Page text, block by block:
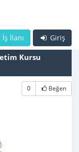
Giriş
İş İlanı
Kursu
0 Beğen